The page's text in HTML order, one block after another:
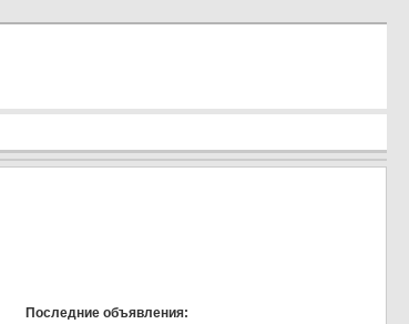
Последние объявления: